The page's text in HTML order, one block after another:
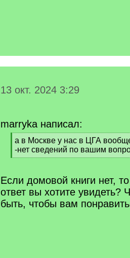
13 окт. 2024 3:29
marryka написал:
[
q
]
а в Москве у нас в ЦГА
-нет сведений по вашим
[
q
]
Если домовой книги нет,
ответ вы хотите увидеть?
быть, чтобы вам